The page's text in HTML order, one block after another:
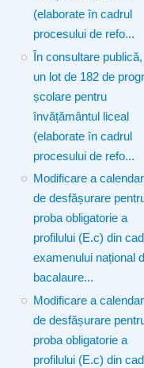
(elaborate în cadrul
procesului de refo...
În consultare
un lot de 182 de
școlare pentru
învățământul liceal
(elaborate în cadrul
procesului de refo...
Modificare a
de desfășurare
proba obligatorie a
profilului (E.c) din
examenului național
bacalaure...
Modificare a
de desfășurare
proba obligatorie a
profilului (E.c) din